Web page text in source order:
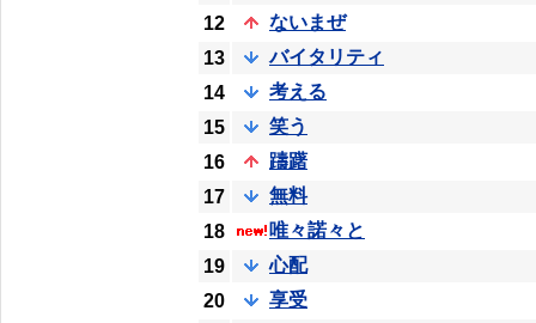
12
ないまぜ
13
バイタリティ
14
考える
15
笑う
16
躊躇
17
無料
18
唯々諾々と
19
心配
20
享受